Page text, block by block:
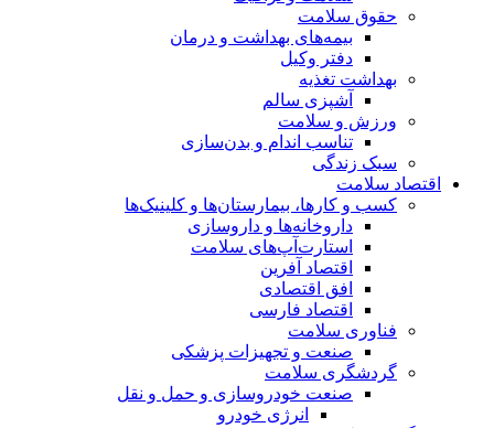
حقوق سلامت
بیمه‌های بهداشت و درمان
دفتر وکیل
بهداشت تغذیه
آشپزی سالم
ورزش و سلامت
تناسب اندام و بدن‌سازی
سبک زندگی
اقتصاد سلامت
کسب و کارها، بیمارستان‌ها و کلینیک‌ها
داروخانه‌ها و داروسازی
استارت‌آپ‌های سلامت
اقتصاد آفرین
افق اقتصادی
اقتصاد فارسی
فناوری سلامت
صنعت و تجهیزات پزشکی
گردشگری سلامت
صنعت خودروسازی و حمل و نقل
انرژی خودرو